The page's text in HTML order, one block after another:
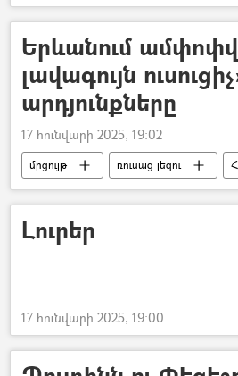
աղոթք
Երևանում
լավագույն
արդյունքները
17 հունվարի 2025, 19:02
մրցույթ ռուսաց լեզու
Նաիրա Մալխասյան
Լուրեր
17 հունվարի 2025, 19:00